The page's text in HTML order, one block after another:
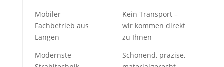
Mobiler
Fachbetrieb aus
Langen
Kein Transport –
wir kommen direkt
zu Ihnen
Modernste
Schonend, präzise,